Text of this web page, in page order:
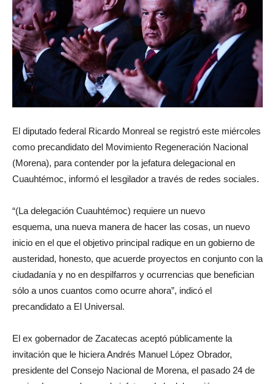
El diputado federal Ricardo Monreal se registró este miércoles
como precandidato del Movimiento Regeneración Nacional
(Morena), para contender por la jefatura delegacional en
Cuauhtémoc, informó el lesgilador a través de redes sociales.
“(La delegación Cuauhtémoc) requiere un nuevo
esquema, una nueva manera de hacer las cosas, un nuevo
inicio en el que el objetivo principal radique en un gobierno de
austeridad, honesto, que acuerde proyectos en conjunto con la
ciudadanía y no en despilfarros y ocurrencias que benefician
sólo a unos cuantos como ocurre ahora”, indicó el
precandidato a El Universal.
El ex gobernador de Zacatecas aceptó públicamente la
invitación que le hiciera Andrés Manuel López Obrador,
presidente del Consejo Nacional de Morena, el pasado 24 de